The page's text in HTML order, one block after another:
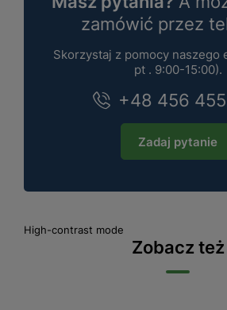
zamówić przez
Skorzystaj z pomocy naszego
pt . 9:00-15:00).
+48 456
Zadaj pytanie
High-contrast mode
Zobacz też